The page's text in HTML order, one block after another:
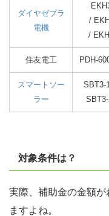
ダイヤゼブラ
電機
/
/
住友電工 PDH-
スマートソー
ラー
SBT3-
対象条件は？
実際、補助金の金額が
ますよね。